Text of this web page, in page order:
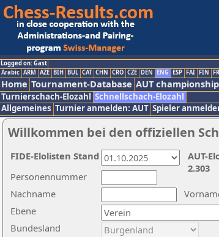
Logged on: Gast
Arabic ARM AZE BIH BUL CAT CHN CRO CZE DEN ENG ESP FAI FIN
Home Tournament-Database AUT championship
Turnierschach-Elozahl Schnellschach-Elozahl
Allgemeines Turnier anmelden: AUT Spieler
Willkommen bei den offiziellen
Nachname
Ebene
Personennummer
Bundesland
AUT-
2.303
FIDE-Elolisten Stand